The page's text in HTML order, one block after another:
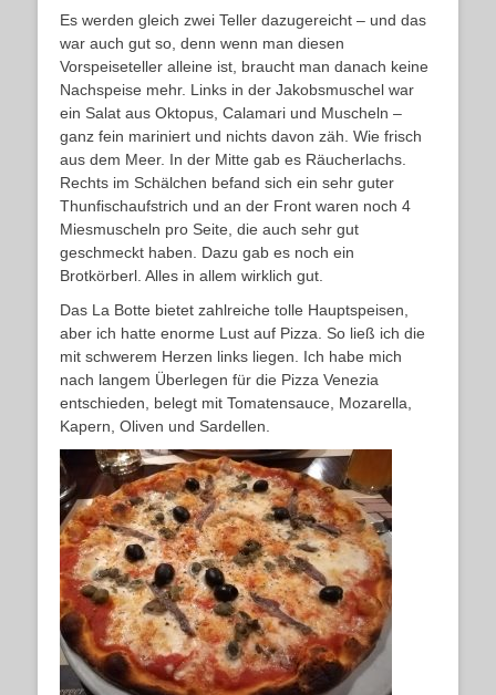
Es werden gleich zwei Teller dazugereicht – und das
war auch gut so, denn wenn man diesen
Vorspeiseteller alleine ist, braucht man danach keine
Nachspeise mehr. Links in der Jakobsmuschel war
ein Salat aus Oktopus, Calamari und Muscheln –
ganz fein mariniert und nichts davon zäh. Wie frisch
aus dem Meer. In der Mitte gab es Räucherlachs.
Rechts im Schälchen befand sich ein sehr guter
Thunfischaufstrich und an der Front waren noch 4
Miesmuscheln pro Seite, die auch sehr gut
geschmeckt haben. Dazu gab es noch ein
Brotkörberl. Alles in allem wirklich gut.
Das La Botte bietet zahlreiche tolle Hauptspeisen,
aber ich hatte enorme Lust auf Pizza. So ließ ich die
mit schwerem Herzen links liegen. Ich habe mich
nach langem Überlegen für die Pizza Venezia
entschieden, belegt mit Tomatensauce, Mozarella,
Kapern, Oliven und Sardellen.